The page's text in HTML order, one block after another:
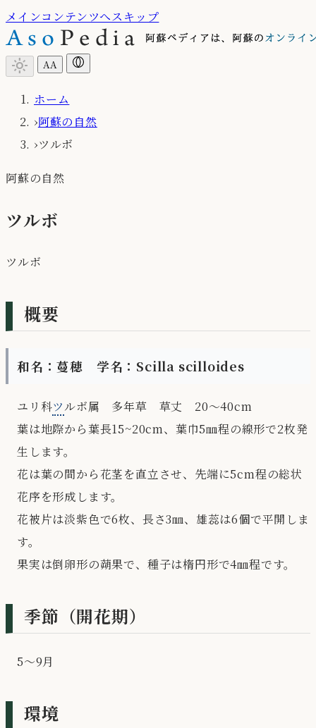
メインコンテンツへスキップ
light_mode AA
ホーム
›阿蘇の自然
›ツルボ
阿蘇の自然
ツルボ
ツルボ
概要
和名：蔓穂 学名：Scilla scilloides
ユリ科ツルボ属 多年草 草丈 20～40cm
葉は地際から葉長15~20cm、葉巾5㎜程の線形で2枚発
生します。
花は葉の間から花茎を直立させ、先端に5cm程の総状
花序を形成します。
花被片は淡紫色で6枚、長さ3㎜、雄蕊は6個で平開しま
す。
果実は倒卵形の蒴果で、種子は楕円形で4㎜程です。
季節（開花期）
5～9月
環境